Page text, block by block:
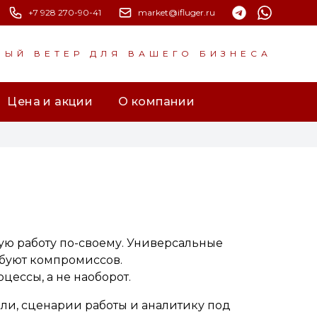
+7 928 270-90-41 market@ifluger.ru
ВЕТЕР ДЛЯ ВАШЕГО БИЗНЕСА
Цена и акции О компании
работу по-своему. Универсальные
компромиссов.
а не наоборот.
сценарии работы и аналитику под